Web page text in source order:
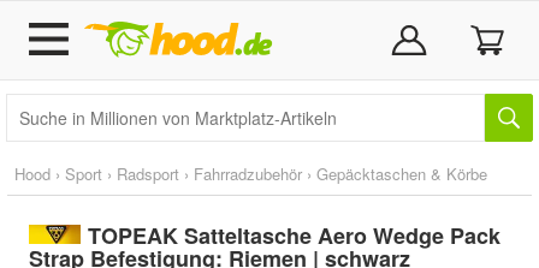
Hood › Sport › Radsport › Fahrradzubehör › Gepäcktaschen & Körbe
TOPEAK Satteltasche Aero Wedge Pack
Strap Befestigung: Riemen | schwarz